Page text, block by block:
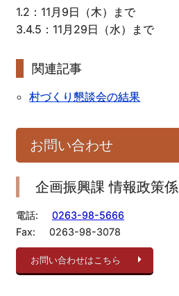
1.2：11月9日（木）まで
3.4.5：11月29日（水）まで
関連記事
村づくり懇談会の結果
お問い合わせ
企画振興課 情報政策係
電話:
0263-98-5666
Fax:
0263-98-3078
お問い合わせはこちら